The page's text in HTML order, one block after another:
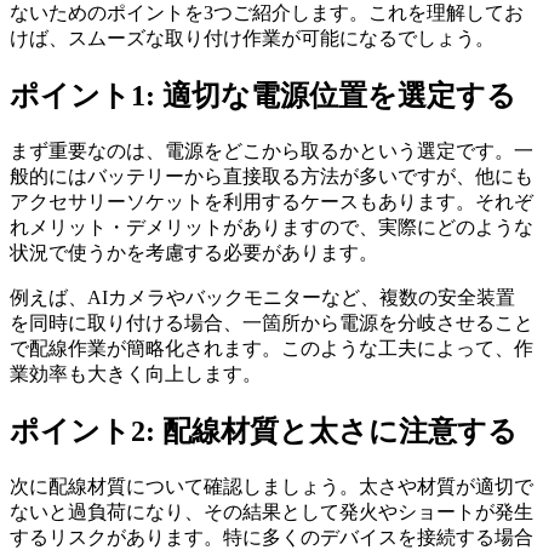
ないためのポイントを3つご紹介します。これを理解してお
けば、スムーズな取り付け作業が可能になるでしょう。
ポイント1: 適切な電源位置を選定する
まず重要なのは、電源をどこから取るかという選定です。一
般的にはバッテリーから直接取る方法が多いですが、他にも
アクセサリーソケットを利用するケースもあります。それぞ
れメリット・デメリットがありますので、実際にどのような
状況で使うかを考慮する必要があります。
例えば、AIカメラやバックモニターなど、複数の安全装置
を同時に取り付ける場合、一箇所から電源を分岐させること
で配線作業が簡略化されます。このような工夫によって、作
業効率も大きく向上します。
ポイント2: 配線材質と太さに注意する
次に配線材質について確認しましょう。太さや材質が適切で
ないと過負荷になり、その結果として発火やショートが発生
するリスクがあります。特に多くのデバイスを接続する場合